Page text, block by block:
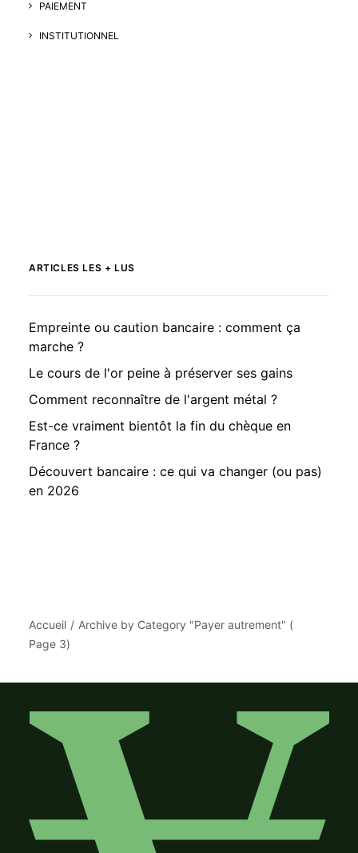
PAIEMENT
INSTITUTIONNEL
ARTICLES LES + LUS
Empreinte ou caution bancaire : comment ça
marche ?
Le cours de l'or peine à préserver ses gains
Comment reconnaître de l'argent métal ?
Est-ce vraiment bientôt la fin du chèque en
France ?
Découvert bancaire : ce qui va changer (ou pas)
en 2026
Accueil Archive by Category "Payer autrement" (
Page 3)